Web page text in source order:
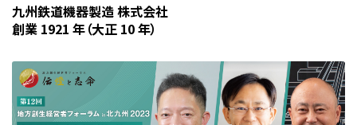
九州鉄道機器製造 株式会社
創業 1921 年（大正 10 年）